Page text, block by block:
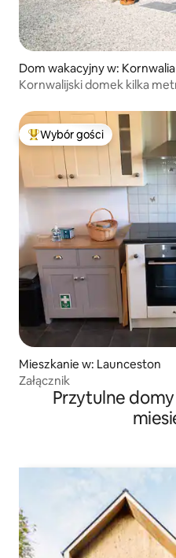
Dom wakacyjny w: Kornwalia
Kornwalijski domek kilka
Najpopularniejsze z kategorii
Wybór gości
Mieszkanie w: Launceston
Załącznik
Przytulne